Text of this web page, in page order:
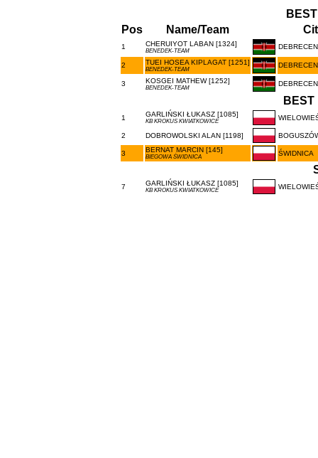
Pos
Name/Team
1 CHERUIYOT LABAN [1324]
BENEDEK-TEAM
DEBRECEN
2 TUEI HOSEA KIPLAGAT [1251]
BENEDEK-TEAM
DEBRECEN
3 KOSGEI MATHEW [1252]
BENEDEK-TEAM
DEBRECEN
BEST
1 GARLIŃSKI ŁUKASZ [1085]
KB KROKUS KWIATKOWICE
2 DOBROWOLSKI ALAN [1198]
3 BERNAT MARCIN [145]
BIEGOWA ŚWIDNICA ŚWIDNICA
7 GARLIŃSKI ŁUKASZ [1085]
KB KROKUS KWIATKOWICE